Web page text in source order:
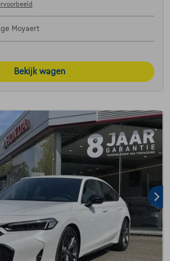
Moyaert
Bekijk wagen